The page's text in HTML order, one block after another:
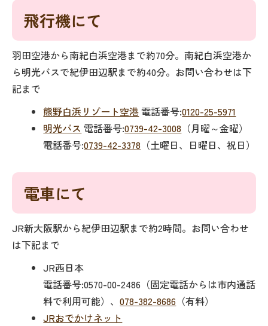
飛行機にて
羽田空港から南紀白浜空港まで約70分。南紀白浜空港か
ら明光バスで紀伊田辺駅まで約40分。お問い合わせは下
記まで
熊野白浜リゾート空港電話番号:0120-25-5971
明光バス 電話番号:0739-42-3008 （月曜～金曜）
電話番号:0739-42-3378 （土曜日、日曜日、祝日）
電車にて
JR新大阪駅から紀伊田辺駅まで約2時間。お問い合わせ
は下記まで
JR西日本
電話番号:0570-00-2486（固定電話からは市内通話
料で利用可能）、078-382-8686 （有料）
JRおでかけネット